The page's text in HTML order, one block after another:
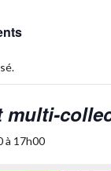
multi-
à 17h00